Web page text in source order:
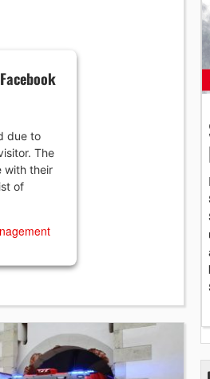
due to
The
with their
of